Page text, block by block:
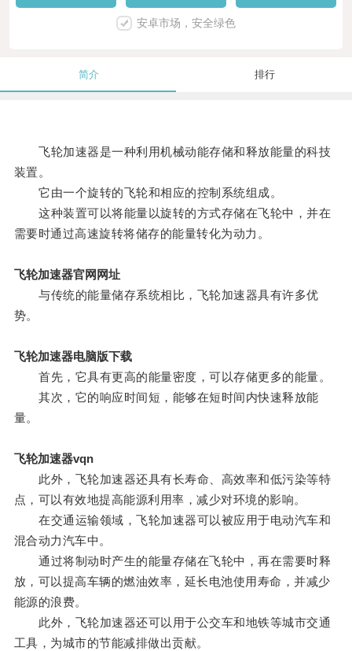
安卓市场，安全绿色
简介 排行
飞轮加速器是一种利用机械动能存储和释放能量的科技
装置。
它由一个旋转的飞轮和相应的控制系统组成。
这种装置可以将能量以旋转的方式存储在飞轮中，并在
需要时通过高速旋转将储存的能量转化为动力。
飞轮加速器官网网址
与传统的能量储存系统相比，飞轮加速器具有许多优
势。
飞轮加速器电脑版下载
首先，它具有更高的能量密度，可以存储更多的能量。
其次，它的响应时间短，能够在短时间内快速释放能
量。
飞轮加速器vqn
此外，飞轮加速器还具有长寿命、高效率和低污染等特
点，可以有效地提高能源利用率，减少对环境的影响。
在交通运输领域，飞轮加速器可以被应用于电动汽车和
混合动力汽车中。
通过将制动时产生的能量存储在飞轮中，再在需要时释
放，可以提高车辆的燃油效率，延长电池使用寿命，并减少
能源的浪费。
此外，飞轮加速器还可以用于公交车和地铁等城市交通
工具，为城市的节能减排做出贡献。